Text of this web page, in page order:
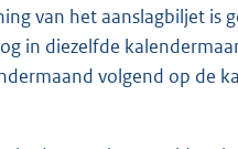
van het aanslagbiljet is
in diezelfde
volgend op de